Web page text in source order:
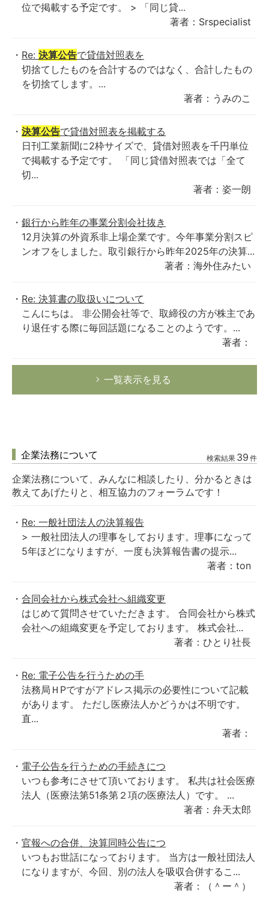
位で掲載する予定です。 > 「同じ貸...
著者：Srspecialist
Re: 決算公告で貸借対照表を
切捨てしたものを合計するのではなく、合計したもの
を切捨てします。...
著者：うみのこ
決算公告で貸借対照表を掲載する
日刊工業新聞に2枠サイズで、貸借対照表を千円単位
で掲載する予定です。 「同じ貸借対照表では「全て
切...
著者：姿一朗
銀行から昨年の事業分割会社抜き
12月決算の外資系非上場企業です。今年事業分割スピ
ンオフをしました。取引銀行から昨年2025年の決算...
著者：海外住みたい
Re: 決算書の取扱いについて
こんにちは。 非公開会社等で、取締役の方が株主であ
り退任する際に毎回話題になることのようです。...
著者：
一覧表示を見る
企業法務について 検索結果 39 件
企業法務について、みんなに相談したり、分かるときは
教えてあげたりと、相互協力のフォーラムです！
Re: 一般社団法人の決算報告
> 一般社団法人の理事をしております。理事になって
5年ほどになりますが、一度も決算報告書の提示...
著者：ton
合同会社から株式会社へ組織変更
はじめて質問させていただきます。 合同会社から株式
会社への組織変更を予定しております。 株式会社...
著者：ひとり社長
Re: 電子公告を行うための手
法務局ＨPですがアドレス掲示の必要性について記載
があります。 ただし医療法人かどうかは不明です。
直...
著者：
電子公告を行うための手続きにつ
いつも参考にさせて頂いております。 私共は社会医療
法人（医療法第51条第２項の医療法人）です。 ...
著者：弁天太郎
官報への合併、決算同時公告につ
いつもお世話になっております。 当方は一般社団法人
になりますが、今回、別の法人を吸収合併するこ...
著者：（＾ー＾）